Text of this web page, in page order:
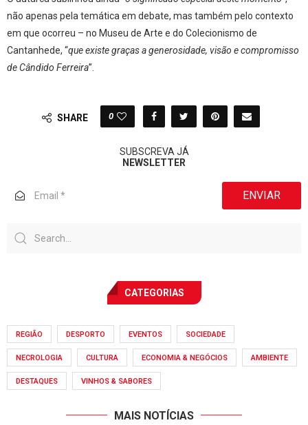
não apenas pela temática em debate, mas também pelo contexto
em que ocorreu – no Museu de Arte e do Colecionismo de
Cantanhede, “que existe graças a generosidade, visão e compromisso
de Cândido Ferreira”.
SHARE 0
SUBSCREVA JÁ
NEWSLETTER
ENVIAR
CATEGORIAS
REGIÃO DESPORTO EVENTOS SOCIEDADE
NECROLOGIA CULTURA ECONOMIA & NEGÓCIOS AMBIENTE
DESTAQUES VINHOS & SABORES
MAIS NOTÍCIAS